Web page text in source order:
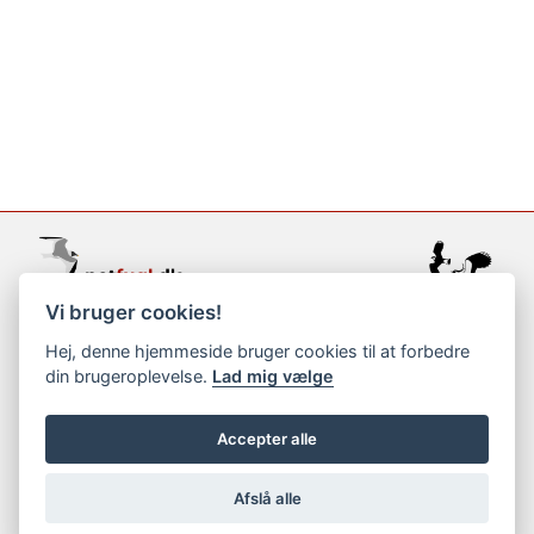
support@netfugl.dk
copyright © 2002-2023
Vi bruger cookies!
Hej, denne hjemmeside bruger cookies til at forbedre
din brugeroplevelse. Lad mig vælge
Accepter alle
Afslå alle